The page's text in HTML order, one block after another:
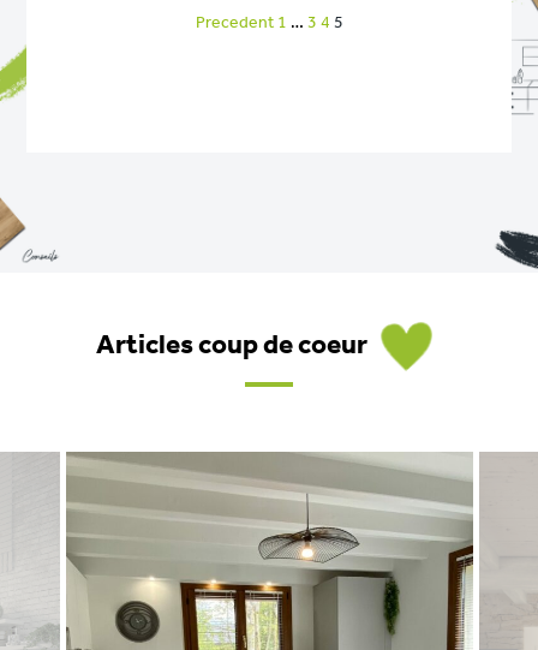
Precedent 1 … 3 4 5
Articles coup de coeur